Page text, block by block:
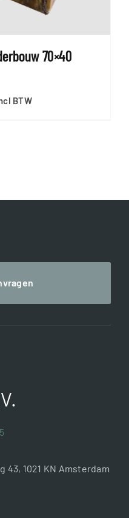
70×40
BTW
43, 1021 KN Amsterdam